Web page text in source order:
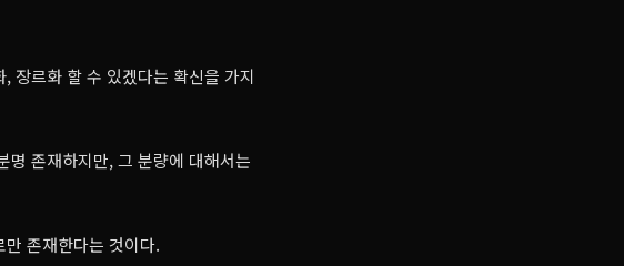
장르화 할 수 있겠다는 확신을 가지
명 존재하지만, 그 분량에 대해서는
존재한다는 것이다.